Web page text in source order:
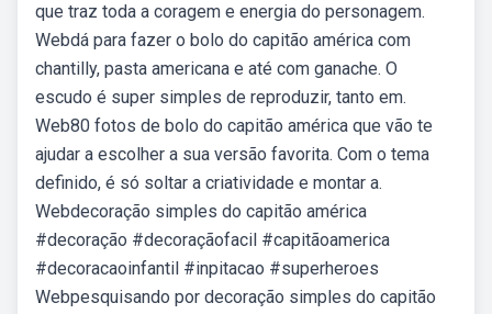
que traz toda a coragem e energia do personagem.
Webdá para fazer o bolo do capitão américa com
chantilly, pasta americana e até com ganache. O
escudo é super simples de reproduzir, tanto em.
Web80 fotos de bolo do capitão américa que vão te
ajudar a escolher a sua versão favorita. Com o tema
definido, é só soltar a criatividade e montar a.
Webdecoração simples do capitão américa
#decoração #decoraçãofacil #capitãoamerica
#decoracaoinfantil #inpitacao #superheroes
Webpesquisando por decoração simples do capitão